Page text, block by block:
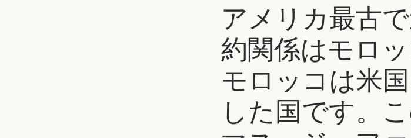
アメリカ最古
約関係はモロッ
モロッコは米
した国です。